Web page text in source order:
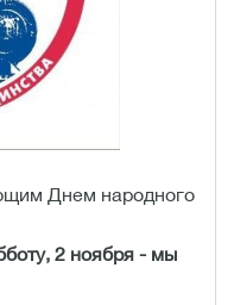
Днем народного
2 ноября - мы